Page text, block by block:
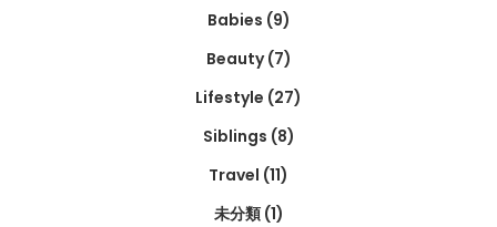
Babies (9)
Beauty(7)
Lifestyle (27)
Siblings (8)
Travel (11)
未分類(1)